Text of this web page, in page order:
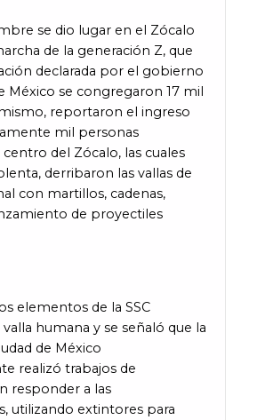
se dio lugar en el Zócalo
de la generación Z, que
declarada por el gobierno
México se congregaron 17 mil
reportaron el ingreso
mil personas
del Zócalo, las cuales
derribaron las vallas de
con martillos, cadenas,
de proyectiles
elementos de la SSC
humana y se señaló que la
de México
realizó trabajos de
responder a las
utilizando extintores para